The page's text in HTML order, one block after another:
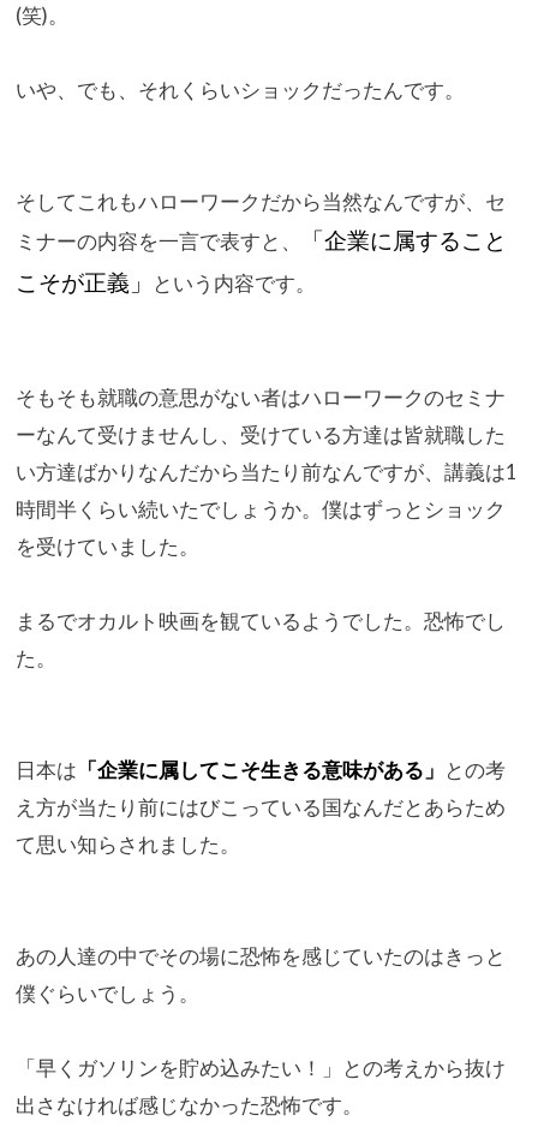
(笑)。
いや、でも、それくらいショックだったんです。
そしてこれもハローワークだから当然なんですが、 セ
ミナーの内容を一言で表すと、
「企業に属すること
こそが正義」
という内容です。
そもそも就職の意思がない者はハローワークのセミナ
ーなんて受け ませんし、 受けている方達は皆就職した
い方達ばかりなんだから当たり前なんですが、講義は1
時間半くらい続いたでしょうか。 僕はずっとショック
を受けていました。
まるでオカルト映画を観ているようでした。恐怖でし
た。
日本は 「企業に属してこそ生きる意味がある」 との考
え方が当たり前にはびこっている国なんだとあらため
て思い知らされました。
あの人達の中でその場に恐怖を感じていたのはきっと
僕ぐらいでし ょう。
「早くガソリンを貯め込みたい！」
との考えから抜け
出さなければ感じなかった恐怖です。